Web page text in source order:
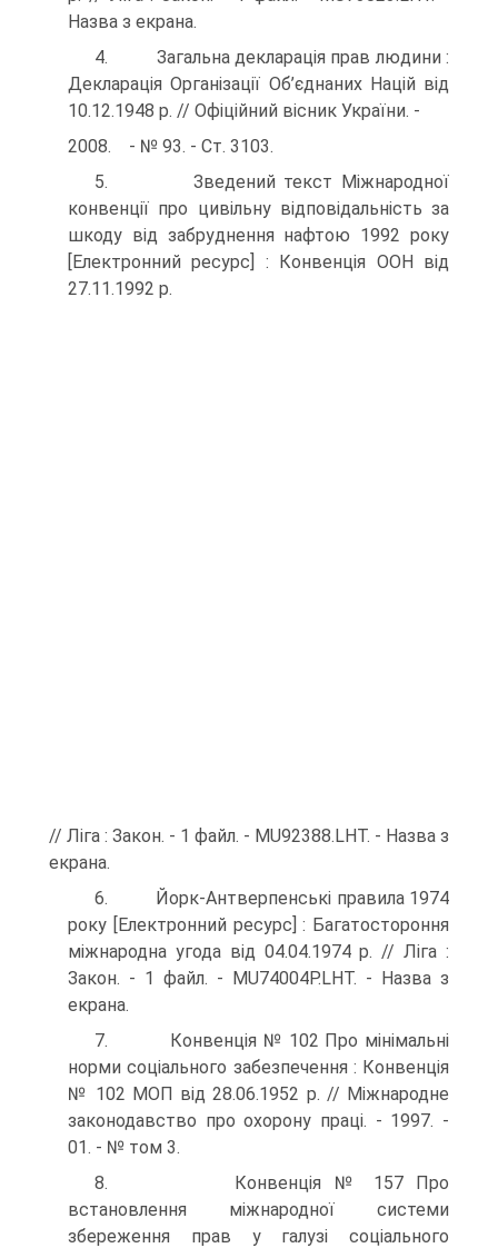
Назва з екрана.
4. Загальна декларація прав людини :
Декларація Організації Об’єднаних Націй від
10.12.1948 р. // Офіційний вісник України. -
2008. - № 93. - Ст. 3103.
5. Зведений текст Міжнародної
конвенції про цивільну відповідальність за
шкоду від забруднення нафтою 1992 року
[Електронний ресурс] : Конвенція ООН від
27.11.1992 р.
// Ліга : Закон. - 1 файл. - MU92388.LHT. - Назва з
екрана.
6. Йорк-Антверпенські правила 1974
року [Електронний ресурс] : Багатостороння
міжнародна угода від 04.04.1974 р. // Ліга :
Закон. - 1 файл. - MU74004P.LHT. - Назва з
екрана.
7. Конвенція № 102 Про мінімальні
норми соціального забезпечення : Конвенція
№ 102 МОП від 28.06.1952 р. // Між­народне
законодавство про охорону праці. - 1997. -
01. - № том 3.
8. Конвенція № 157 Про
встановлення міжнародної системи
збереження прав у галузі соціального